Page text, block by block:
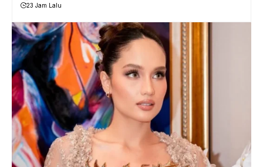
23 Jam Lalu